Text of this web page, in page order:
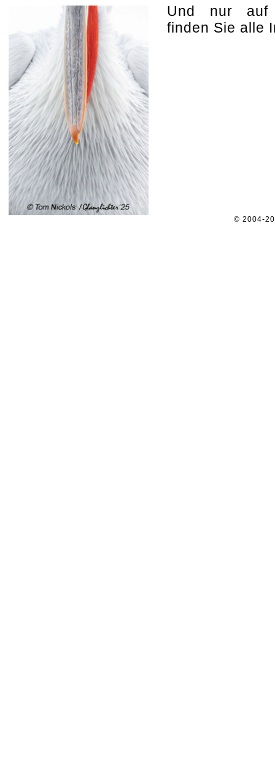
Und nur
finden Sie alle
© 2004-